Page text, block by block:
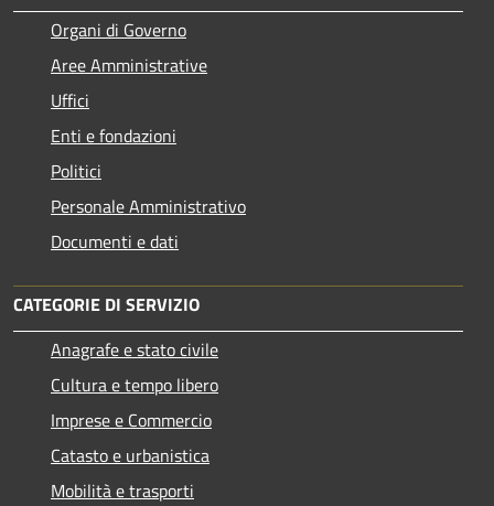
Organi di Governo
Aree Amministrative
Uffici
Enti e fondazioni
Politici
Personale Amministrativo
Documenti e dati
CATEGORIE DI SERVIZIO
Anagrafe e stato civile
Cultura e tempo libero
Imprese e Commercio
Catasto e urbanistica
Mobilità e trasporti